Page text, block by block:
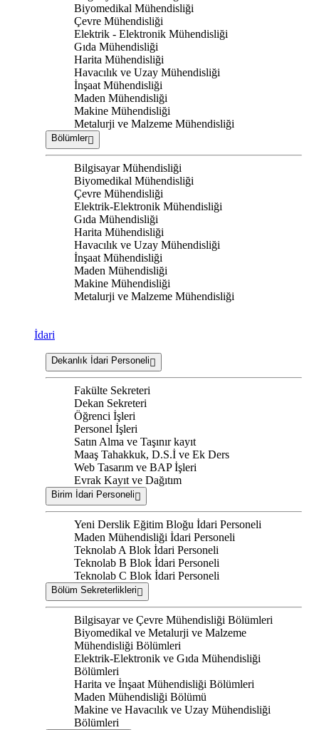
Biyomedikal Mühendisliği
Çevre Mühendisliği
Elektrik - Elektronik Mühendisliği
Gıda Mühendisliği
Harita Mühendisliği
Havacılık ve Uzay Mühendisliği
İnşaat Mühendisliği
Maden Mühendisliği
Makine Mühendisliği
Metalurji ve Malzeme Mühendisliği
Bölümler
Bilgisayar Mühendisliği
Biyomedikal Mühendisliği
Çevre Mühendisliği
Elektrik-Elektronik Mühendisliği
Gıda Mühendisliği
Harita Mühendisliği
Havacılık ve Uzay Mühendisliği
İnşaat Mühendisliği
Maden Mühendisliği
Makine Mühendisliği
Metalurji ve Malzeme Mühendisliği
İdari
Dekanlık İdari Personeli
Fakülte Sekreteri
Dekan Sekreteri
Öğrenci İşleri
Personel İşleri
Satın Alma ve Taşınır kayıt
Maaş Tahakkuk, D.S.İ ve Ek Ders
Web Tasarım ve BAP İşleri
Evrak Kayıt ve Dağıtım
Birim İdari Personeli
Yeni Derslik Eğitim Bloğu İdari Personeli
Maden Mühendisliği İdari Personeli
Teknolab A Blok İdari Personeli
Teknolab B Blok İdari Personeli
Teknolab C Blok İdari Personeli
Bölüm Sekreterlikleri
Bilgisayar ve Çevre Mühendisliği Bölümleri
Biyomedikal ve Metalurji ve Malzeme
Mühendisliği Bölümleri
Elektrik-Elektronik ve Gıda Mühendisliği
Bölümleri
Harita ve İnşaat Mühendisliği Bölümleri
Maden Mühendisliği Bölümü
Makine ve Havacılık ve Uzay Mühendisliği
Bölümleri